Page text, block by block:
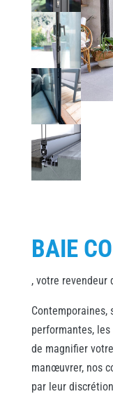
BAIE
, votre revendeur
performantes,
de magnifier
manœuvrer, nos
par leur